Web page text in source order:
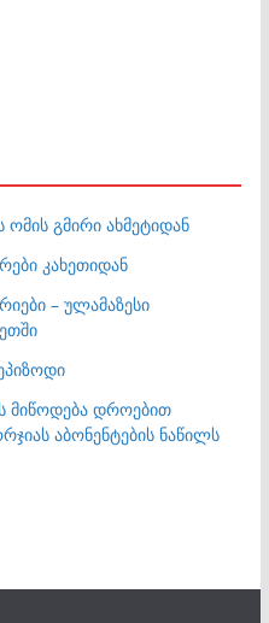
გმირი ახმეტიდან
კახეთიდან
– ულამაზესი
მიწოდება დროებით
აბონენტების ნაწილს